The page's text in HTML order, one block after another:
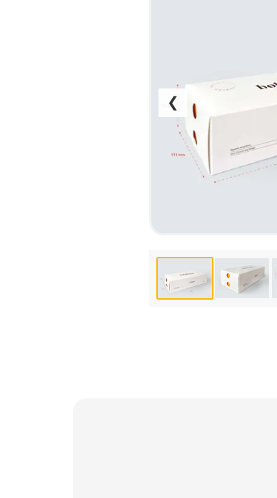
ПАПКИ
ПЛАСТИКОВІ КАРТИ
СЕРТИФIКАТИ
ХЕНГЕРИ
ШИЛЬДИ
❮